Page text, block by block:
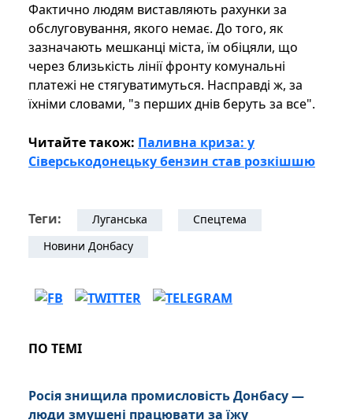
Фактично людям виставляють рахунки за
обслуговування, якого немає. До того, як
зазначають мешканці міста, їм обіцяли, що
через близькість лінії фронту комунальні
платежі не стягуватимуться. Насправді ж, за
їхніми словами, "з перших днів беруть за все".
Читайте також: Паливна криза: у
Сіверськодонецьку бензин став розкішшю
Теги: Луганська
Спецтема
Новини Донбасу
ПО ТЕМІ
Росія знищила промисловість Донбасу —
люди змушені працювати за їжу